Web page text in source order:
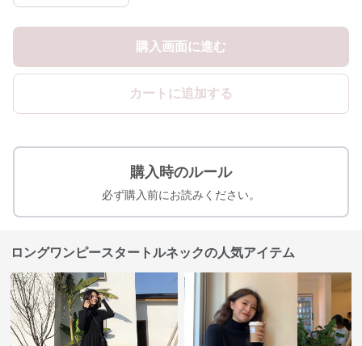
購入画面に進む
カートに追加する
購入時のルール
必ず購入前にお読みください。
ロングワンピースタートルネックの人気アイテム